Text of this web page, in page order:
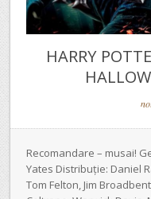
HARRY
Recomandare – musai!
Yates Distribuție: Daniel
Tom Felton, Jim